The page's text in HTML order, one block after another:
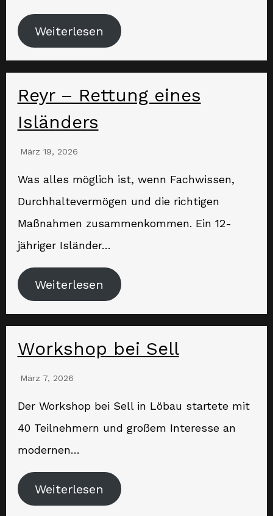
Weiterlesen
Reyr – Rettung eines
Isländers
März 19, 2026
Was alles möglich ist, wenn Fachwissen,
Durchhaltevermögen und die richtigen
Maßnahmen zusammenkommen. Ein 12-
jähriger Isländer…
Weiterlesen
Workshop bei Sell
März 7, 2026
Der Workshop bei Sell in Löbau startete mit
40 Teilnehmern und großem Interesse an
modernen…
Weiterlesen